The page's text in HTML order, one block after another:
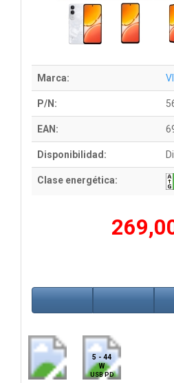
Marca:
P/N:
EAN:
Disponibilidad:
Clase energética:
5 - 44
W
USB PD